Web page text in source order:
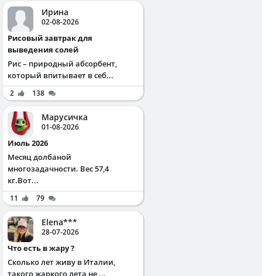
Ирина
02-08-2026
Рисовый завтрак для
выведения солей
Рис – природный абсорбент,
который впитывает в себ...
2 138
Марусичка
01-08-2026
Июль 2026
Месяц долбаной
многозадачности. Вес 57,4
кг.Вот...
11 79
Elena***
28-07-2026
Что есть в жару ?
Сколько лет живу в Италии,
такого жаркого лета не ...